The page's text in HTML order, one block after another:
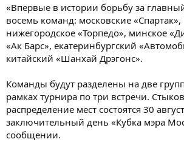
«Впервые в истории борьбу за
восемь команд: московские
нижегородское «Торпедо», минское
«Ак Барс», екатеринбургский
китайский «Шанхай Дрэгонс».
Команды будут разделены на две
рамках турнира по три встречи.
распределение мест состоятся 30
заключительный день «Кубка мэра
сообщении.